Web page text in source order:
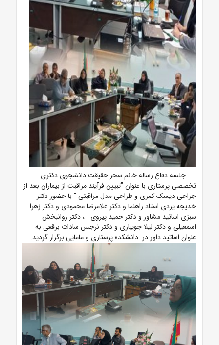
جلسه دفاع رساله خانم سحر حقیقت دانشجوی دکتری
تخصصی پرستاری با عنوان "تبیین فرآیند مراقبت از بیماران بعد از
جراحی دیسک کمری و طراحی مدل مراقبتی " با حضور دکتر
خدیجه یزدی استاد راهنما و دکتر غلامرضا محمودی و دکتر زهرا
سبزی اساتید مشاور و دکتر حمید پیروی ، دکتر روانبخش
اسمعیلی و دکتر لیلا جویباری و دکتر نرجس سادات برقعی به
عنوان اساتید داور در دانشکده پرستاری و مامایی برگزار گردید.